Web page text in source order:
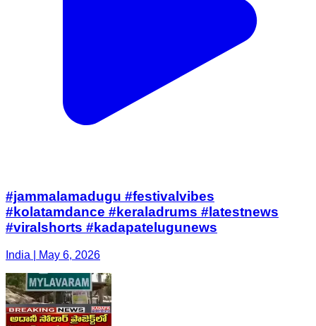
#jammalamadugu #festivalvibes
#kolatamdance #keraladrums #latestnews
#viralshorts #kadapatelugunews
India | May 6, 2026